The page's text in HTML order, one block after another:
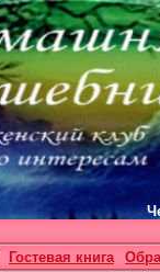
Гостевая книга